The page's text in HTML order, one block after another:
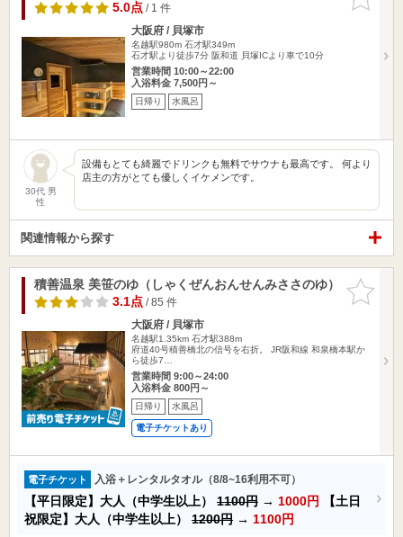
りに追加
5.0点/ 1 件
大阪府 / 貝塚市
名越駅980m 石才駅349m
石才駅より徒歩7分 阪和道 貝塚ICより車で10分
営業時間 10:00～22:00
入浴料金 7,500円～
日帰り 水風呂
30代 男
性
設備もとても綺麗でドリンクも無料でサウナも最高です。 何より
店主の方がとても優しくイケメンです。
関連情報から探す
お気に入
りに追加
積善温泉 美笹のゆ（しゃくぜんおんせんみささのゆ）
3.1点/ 85 件
大阪府 / 貝塚市
名越駅1.35km 石才駅388m
府道40号積善橋北の信号を右折。 JR阪和線 和泉橋本駅か
ら徒歩7…
営業時間 9:00～24:00
入浴料金 800円～
日帰り 水風呂
電子チケットあり
電子チケット 入浴＋レンタルタオル（8/8~16利用不可）
【平日限定】大人（中学生以上） 1100円 → 1000円
【土日
祝限定】大人（中学生以上） 1200円 → 1100円